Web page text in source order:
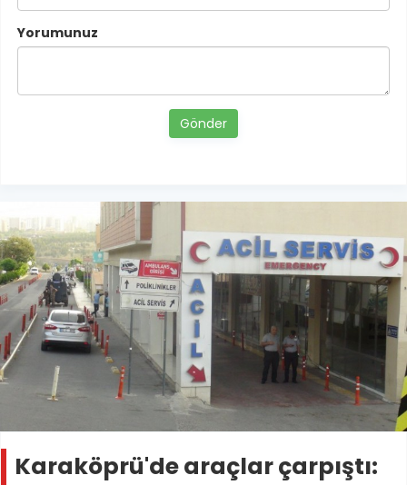
Yorumunuz
Gönder
Karaköprü'de araçlar çarpıştı: